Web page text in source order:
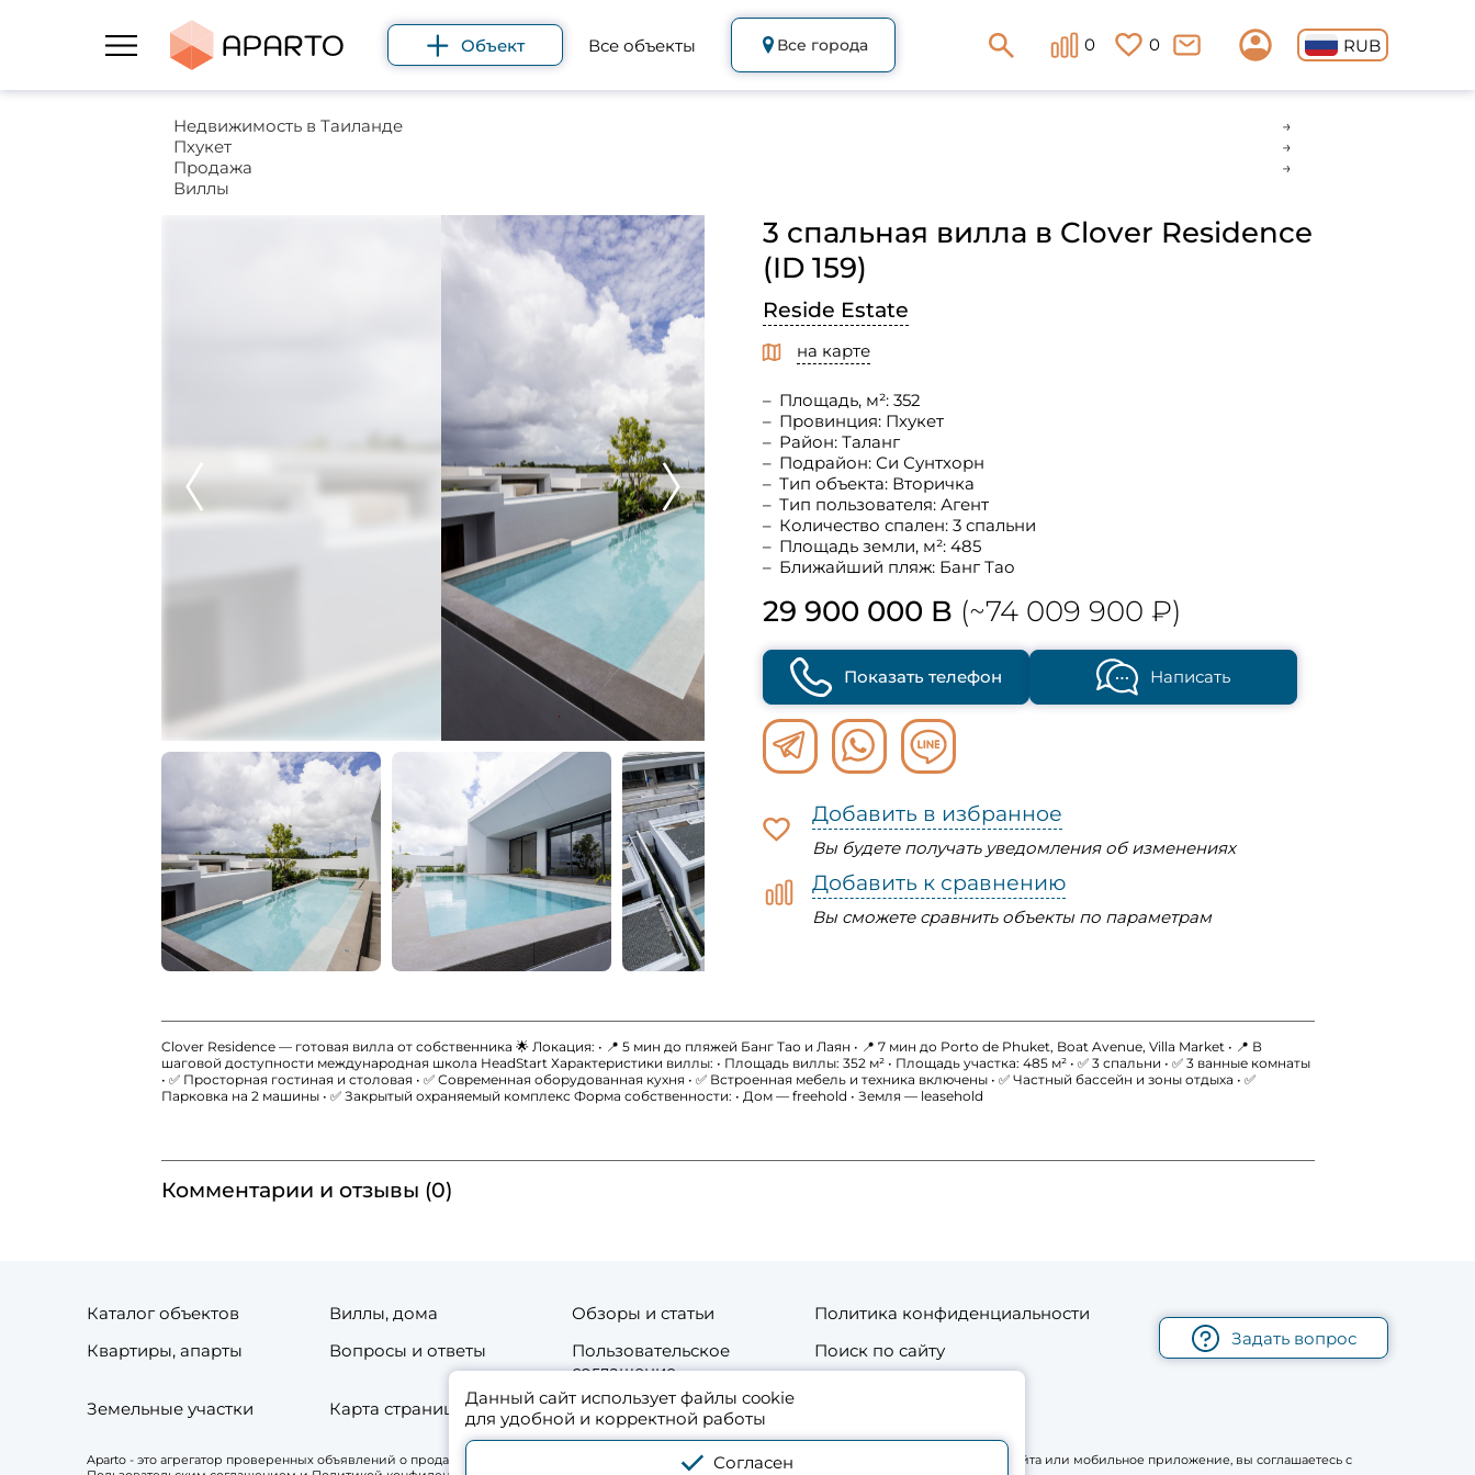
Объект Все объекты Все города 0 0 RUB
Недвижимость в Таиланде
Пхукет
Продажа
Виллы
3 спальная вилла в Clover Residence
(ID 159)
Reside Estate
на карте
Площадь, м²: 352
Провинция: Пхукет
Район: Таланг
Подрайон: Си Сунтхорн
Тип объекта: Вторичка
Тип пользователя: Агент
Количество спален: 3 спальни
Площадь земли, м²: 485
Ближайший пляж: Банг Тао
29 900 000 B (~74 009 900 ₽)
Показать телефон Написать
Добавить в избранное
Вы будете получать уведомления об изменениях
Добавить к сравнению
Вы сможете сравнить объекты по параметрам
Clover Residence — готовая вилла от собственника 🌟 Локация: • 📍 5 мин до пляжей Банг Тао и Лаян • 📍 7 мин до Porto de Phuket, Boat Avenue, Villa Market • 📍 В
шаговой доступности международная школа HeadStart Характеристики виллы: • Площадь виллы: 352 м² • Площадь участка: 485 м² • ✅ 3 спальни • ✅ 3 ванные комнаты
• ✅ Просторная гостиная и столовая • ✅ Современная оборудованная кухня • ✅ Встроенная мебель и техника включены • ✅ Частный бассейн и зоны отдыха • ✅
Парковка на 2 машины • ✅ Закрытый охраняемый комплекс Форма собственности: • Дом — freehold • Земля — leasehold
Комментарии и отзывы (0)
Данный сайт использует файлы cookie
для удобной и корректной работы
Согласен
Каталог объектов Виллы, дома Обзоры и статьи
Политика конфиденциальности
Квартиры, апарты
Вопросы и ответы
Пользовательское
соглашение
Поиск по сайту
Земельные участки Карта страниц сайта Контакты
Задать вопрос
Aparto - это агрегатор проверенных объявлений о продаже и аренде жилой и коммерческой недвижимости в Таиланде. Используя платформу сайта или мобильное приложение, вы соглашаетесь с